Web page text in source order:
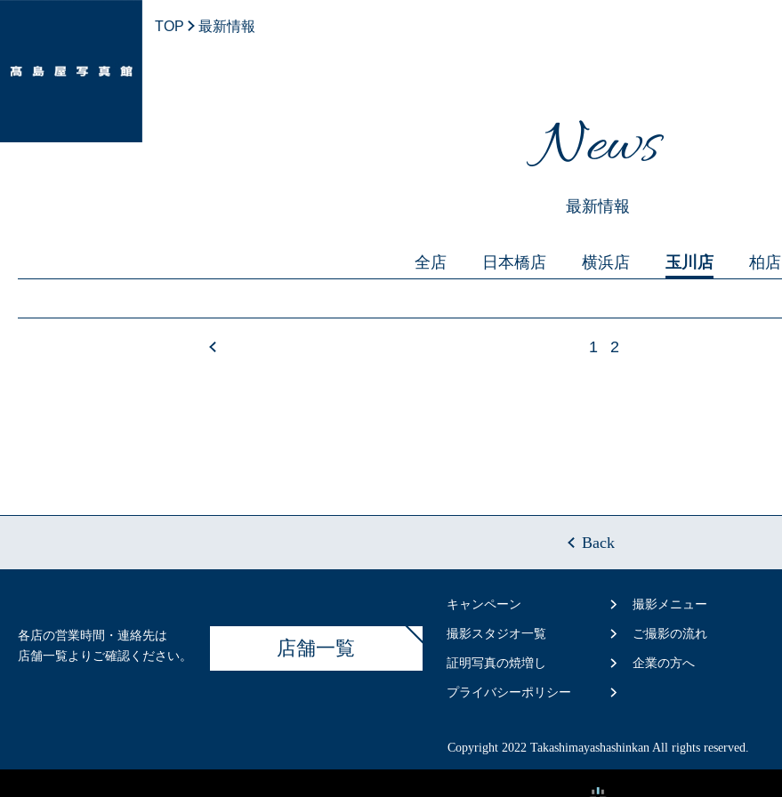
TOP 最新情報
News
最新情報
全店 日本橋店 横浜店 玉川店 柏店
1 2
Back
各店の営業時間・連絡先は
店舗一覧よりご確認ください。
店舗一覧
キャンペーン 撮影メニュー
撮影スタジオ一覧 ご撮影の流れ
証明写真の焼増し 企業の方へ
プライバシーポリシー
Copyright 2022 Takashimayashashinkan All rights reserved.